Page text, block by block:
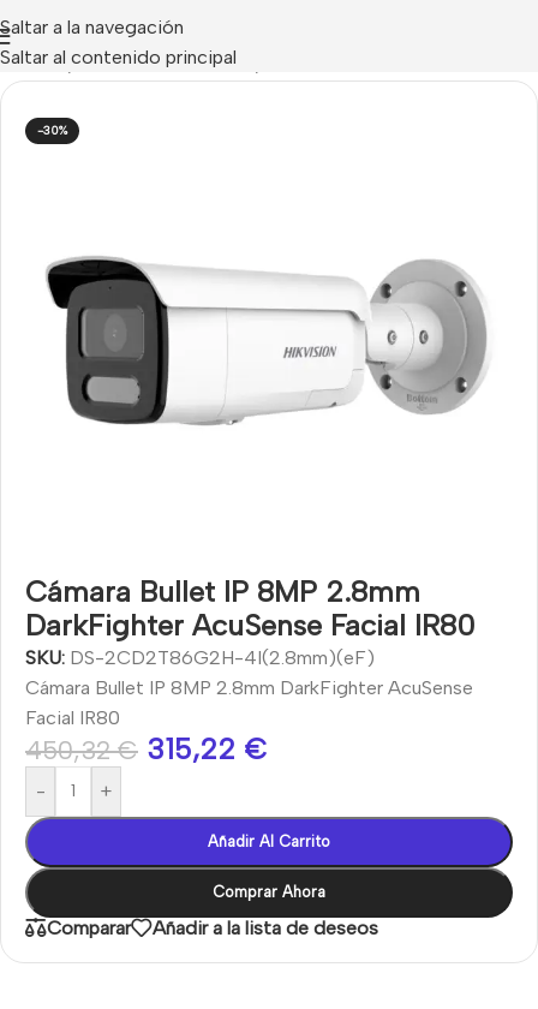
Saltar a la navegación
Saltar al contenido principal
IP /Cámaras IP Tubulares
-30%
Cámara Bullet IP 8MP 2.8mm
DarkFighter AcuSense Facial IR80
SKU: DS-2CD2T86G2H-4I(2.8mm)(eF)
Cámara Bullet IP 8MP 2.8mm DarkFighter AcuSense
Facial IR80
450,32€ 315,22 €
- +
Añadir Al Carrito
Comprar Ahora
Comparar Añadir a la lista de deseos